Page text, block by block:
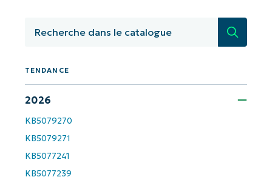
TENDANCE
2026
KB5079270
KB5079271
KB5077241
KB5077239
Nom*
Business
email*
Phone
number*